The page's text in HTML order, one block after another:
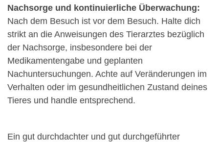
Nachsorge und kontinuierliche Überwachung:
Nach dem Besuch ist vor dem Besuch. Halte dich
strikt an die Anweisungen des Tierarztes bezüglich
der Nachsorge, insbesondere bei der
Medikamentengabe und geplanten
Nachuntersuchungen. Achte auf Veränderungen im
Verhalten oder im gesundheitlichen Zustand deines
Tieres und handle entsprechend.
Ein gut durchdachter und gut durchgeführter